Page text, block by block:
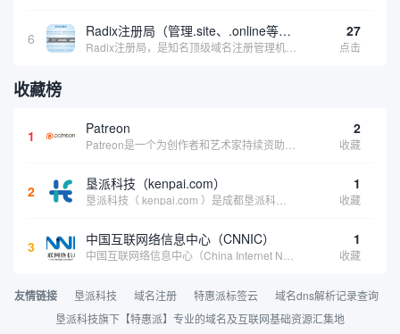
6 Radix注册局（管理.site、.online等顶级域名） 27
点击
收藏榜
1 Patreon 2
收藏
2 垦派科技（kenpai.com） 1
收藏
3 中国互联网络信息中心（CNNIC） 1
收藏
友情链接 垦派科技 域名注册 特惠派标签云
域名dns解析记录查询
垦派科技旗下【特惠派】专业的域名及互联网基础资源汇集地